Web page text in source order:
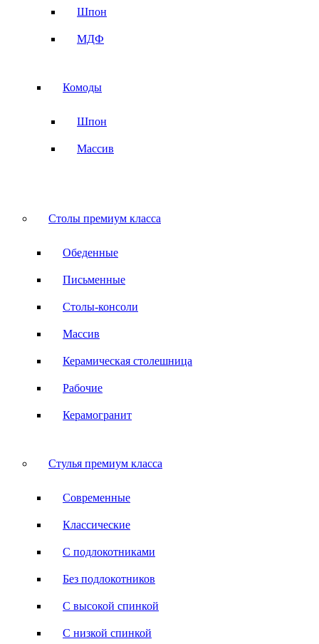
Шпон
МДФ
Комоды
Шпон
Массив
Столы премиум класса
Обеденные
Письменные
Столы-консоли
Массив
Керамическая столешница
Рабочие
Керамогранит
Стулья премиум класса
Современные
Классические
С подлокотниками
Без подлокотников
С высокой спинкой
С низкой спинкой